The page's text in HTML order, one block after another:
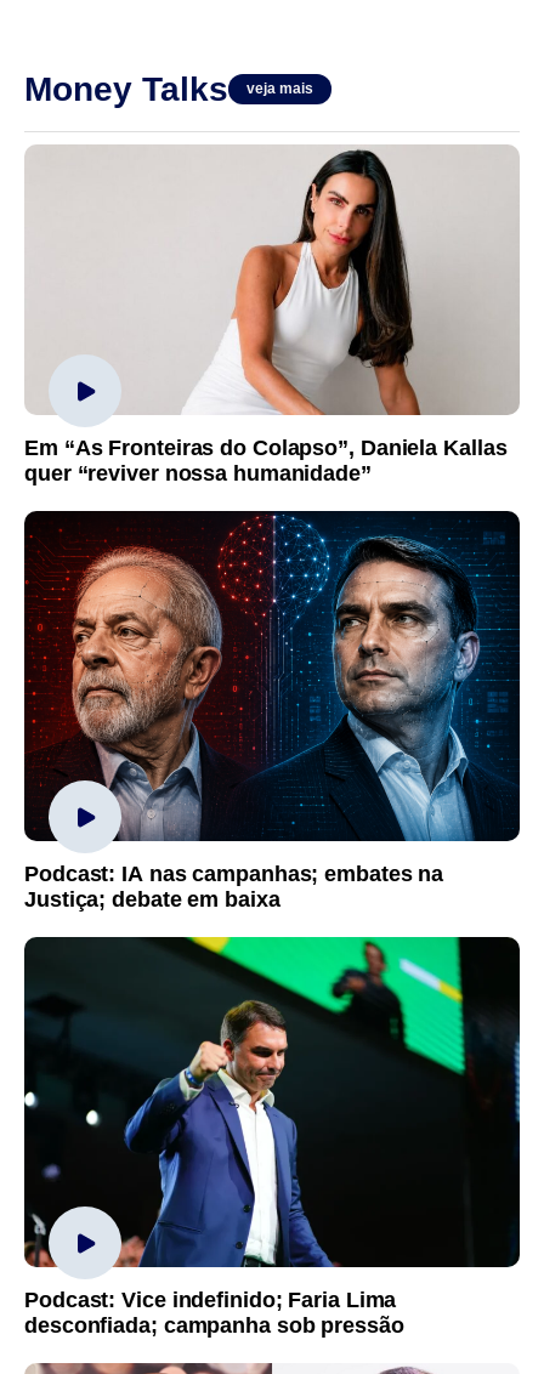
Money Talks veja mais
Em “As Fronteiras do Colapso”, Daniela Kallas
quer “reviver nossa humanidade”
Podcast: IA nas campanhas; embates na
Justiça; debate em baixa
Podcast: Vice indefinido; Faria Lima
desconfiada; campanha sob pressão